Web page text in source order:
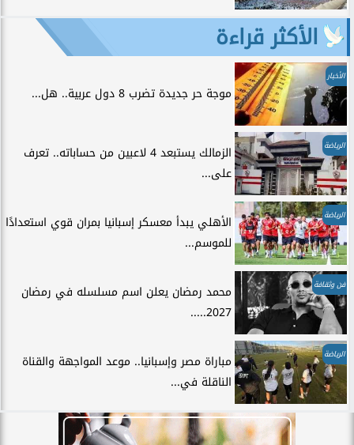
الأكثر قراءة
الأخبار
موجة حر جديدة تضرب 8 دول عربية.. هل...
الرياضة
الزمالك يستبعد 4 لاعبين من حساباته.. تعرف
على...
الرياضة
الأهلي يبدأ معسكر إسبانيا بمران قوي استعدادًا
للموسم...
فن وثقافة
محمد رمضان يعلن اسم مسلسله في رمضان
2027.....
الرياضة
مباراة مصر وإسبانيا.. موعد المواجهة والقناة
الناقلة في...